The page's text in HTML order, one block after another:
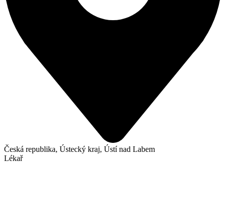
Česká republika, Ústecký kraj, Ústí nad Labem
Lékař